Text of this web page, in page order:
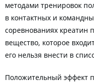
методами тренировок
в контактных и
соревнованиях креатин
вещество, которое
его нельзя внести в
Положительный эффект